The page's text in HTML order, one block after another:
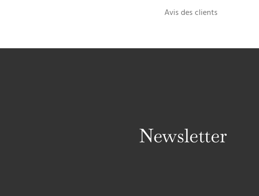
Avis des clients
Newsletter